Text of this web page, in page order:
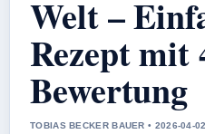
Welt –
Rezept mit
Bewertung
TOBIAS BECKER BAUER • 2026-04-